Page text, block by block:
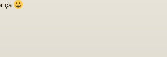
ça